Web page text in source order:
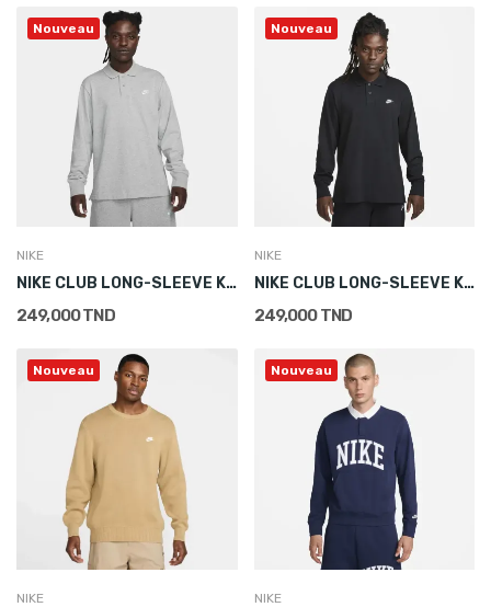
Nouveau
NIKE
NIKE CLUB LONG-SLEEVE KNIT POLO
249,000 TND
Nouveau
NIKE
NIKE CLUB LONG-SLEEVE KNIT POLO
249,000 TND
Nouveau
NIKE
Nouveau
NIKE